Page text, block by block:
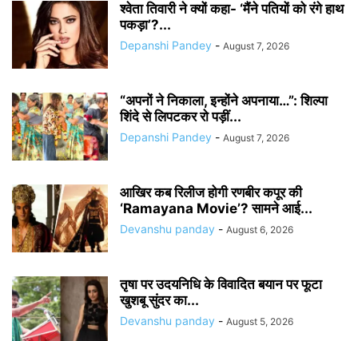
श्वेता तिवारी ने क्यों कहा- ‘मैंने पतियों को रंगे हाथ
पकड़ा’?...
Depanshi Pandey - August 7, 2026
“अपनों ने निकाला, इन्होंने अपनाया…”: शिल्पा
शिंदे से लिपटकर रो पड़ीं...
Depanshi Pandey - August 7, 2026
आखिर कब रिलीज होगी रणबीर कपूर की
‘Ramayana Movie’? सामने आई...
Devanshu panday - August 6, 2026
तृषा पर उदयनिधि के विवादित बयान पर फूटा
खुशबू सुंदर का...
Devanshu panday - August 5, 2026